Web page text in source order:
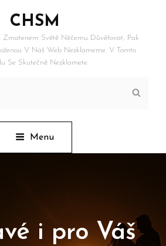
CHSM
Světě Něčemu Důvěřovat, Pak
V Náš Web Nezklameme. V Tomto
Se Skutečně Nezklamete.
Menu
i pro Váš